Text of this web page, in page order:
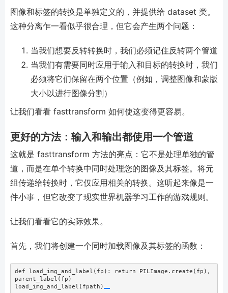
图像和标签的转换是单独定义的，并提供给 dataset 类。
这种分离乍一看似乎很合理，但它会产生两个问题：
当我们想要反转转换时，我们必须记住反转两个管道
当我们有需要同时应用于输入和目标的转换时，我们
必须将它们保留在两个位置（例如，调整图像和蒙版
大小以进行图像分割）
让我们看看 fasttransform 如何使这变得更容易。
更好的方法：输入和输出都使用一个管道
这就是 fasttransform 方法的亮点：它不是处理单独的管
道，而是在单个转换中同时处理您的图像及其标签。将元
组传递给转换时，它仅应用相关的转换。这听起来像是一
件小事，但它改变了现实世界机器学习工作的游戏规则。
让我们看看它的实际效果。
首先，我们将创建一个同时加载图像及其标签的函数：
def load_img_and_label(fp): return PILImage.create(fp),
parent_label(fp)
load_img_and_label(fpath)